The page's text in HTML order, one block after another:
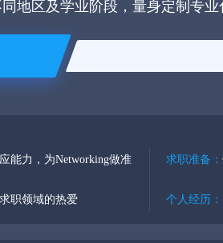
地区及学业阶段，量身定制专业
能力，为Networking做准
求职准备：
职领域的热爱 个人经历：